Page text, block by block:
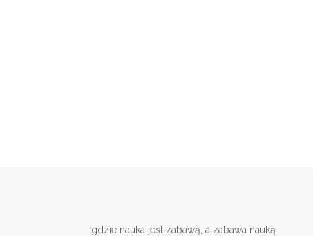
gdzie nauka jest zabawą, a zabawa nauką